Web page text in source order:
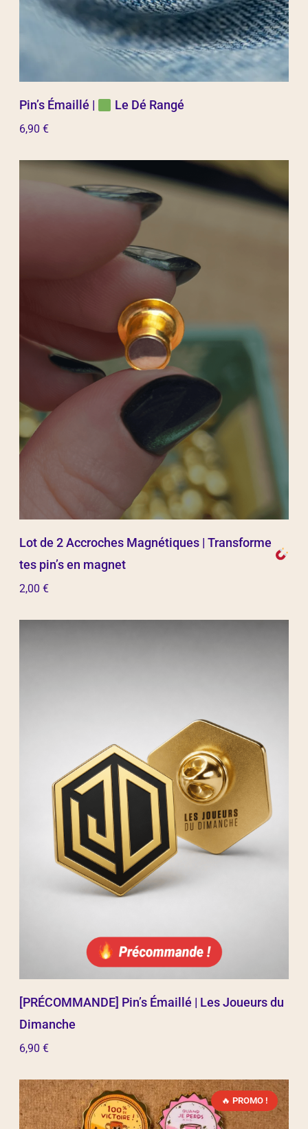
Pin’s Émaillé | Le Dé Rangé
6,90 €
Lot de 2 Accroches Magnétiques | Transforme
tes pin’s en magnet
2,00 €
[PRÉCOMMANDE] Pin’s Émaillé | Les Joueurs du
Dimanche
6,90 €
PROMO !